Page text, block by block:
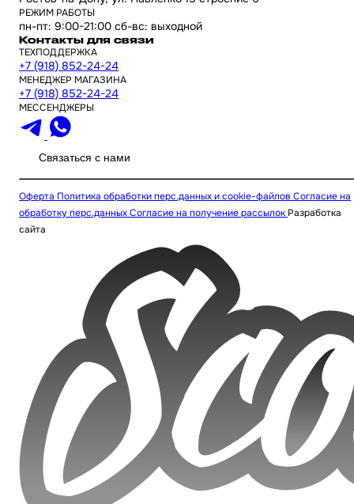
РЕЖИМ РАБОТЫ
пн-пт: 9:00-21:00 сб-вс: выходной
Контакты для связи
ТЕХПОДДЕРЖКА
+7 (918) 852-24-24
МЕНЕДЖЕР МАГАЗИНА
+7 (918) 852-24-24
МЕССЕНДЖЕРЫ
Связаться с нами
Оферта Политика обработки перс.данных и cookie-файлов Согласие на
обработку перс.данныхСогласие на получение рассылок Разработка
сайта